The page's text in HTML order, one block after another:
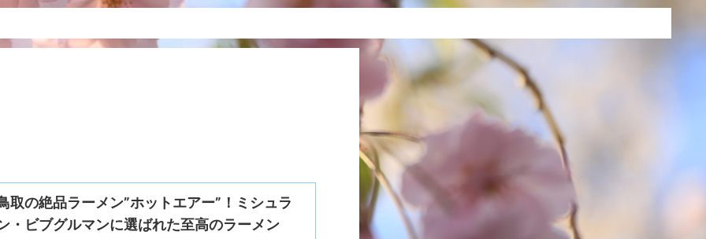
取の絶品ラーメン”ホットエアー”！ミシュラ
・ビブグルマンに選ばれた至高のラーメン